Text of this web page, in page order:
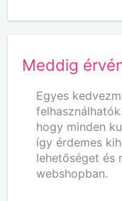
Meddig
Egyes
hogy minden
így érdemes
lehetőséget és
webshopban.